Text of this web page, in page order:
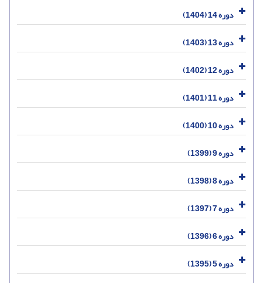
دوره 14 (1404)
دوره 13 (1403)
دوره 12 (1402)
دوره 11 (1401)
دوره 10 (1400)
دوره 9 (1399)
دوره 8 (1398)
دوره 7 (1397)
دوره 6 (1396)
دوره 5 (1395)